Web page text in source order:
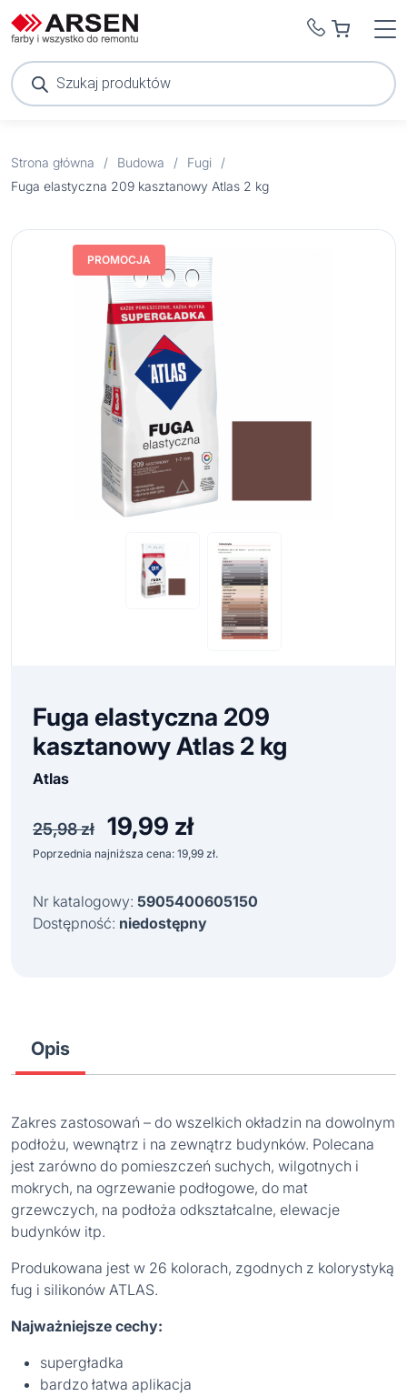
Wyszukiwarka
produktów
Strona główna / Budowa / Fugi
/
Fuga elastyczna 209 kasztanowy Atlas 2 kg
PROMOCJA
Fuga elastyczna 209
kasztanowy Atlas 2 kg
Atlas
25,98zł
Pierwotna
cena
wynosiła:
19,99 złAktualna
Poprzednia najniższa cena: 19,99 zł.
Nr katalogowy: 5905400605150
Dostępność: niedostępny
Opis
Zakres zastosowań – do wszelkich okładzin na dowolnym
podłożu, wewnątrz i na zewnątrz budynków. Polecana
jest zarówno do pomieszczeń suchych, wilgotnych i
mokrych, na ogrzewanie podłogowe, do mat
grzewczych, na podłoża odkształcalne, elewacje
budynków itp.
Produkowana jest w 26 kolorach, zgodnych z kolorystyką
fug i silikonów ATLAS.
Najważniejsze cechy:
supergładka
bardzo łatwa aplikacja